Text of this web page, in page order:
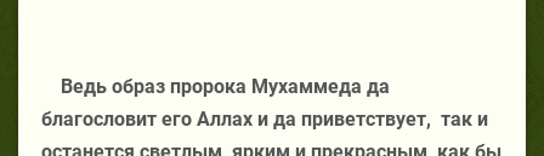
Ведь образ пророка Мухаммеда да
благословит его Аллах и да приветствует, так и